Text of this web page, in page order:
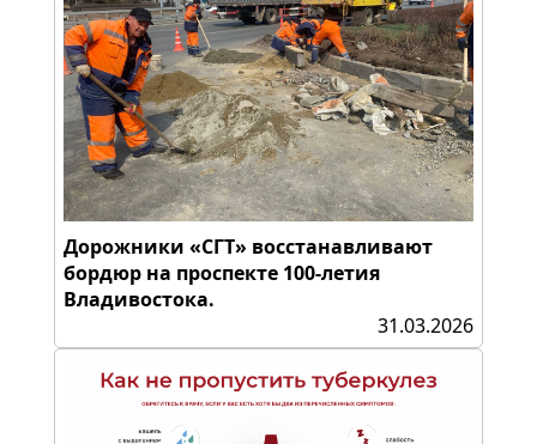
Дорожники «СГТ» восстанавливают
бордюр на проспекте 100-летия
Владивостока.
31.03.2026